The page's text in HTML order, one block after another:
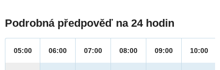
Podrobná předpověď na 24 hodin
05:00 06:00 07:00 08:00 09:00 10:00